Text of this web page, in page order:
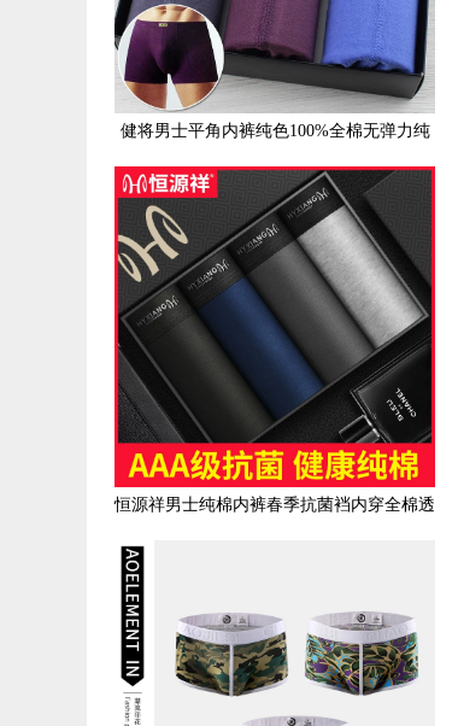
健将男士平角内裤纯色100%全棉无弹力纯
棉青年透气宽松男四角裤头
恒源祥男士纯棉内裤春季抗菌裆内穿全棉透